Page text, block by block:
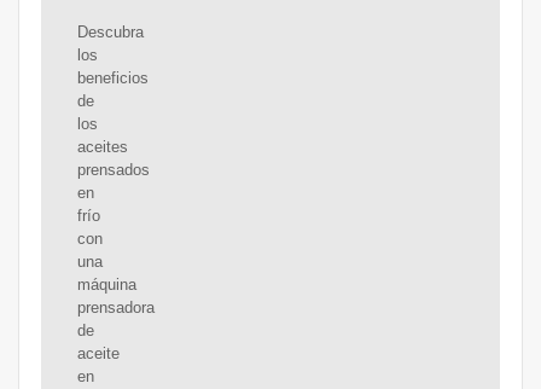
Descubra
los
beneficios
de
los
aceites
prensados
en
frío
con
una
máquina
prensadora
de
aceite
en